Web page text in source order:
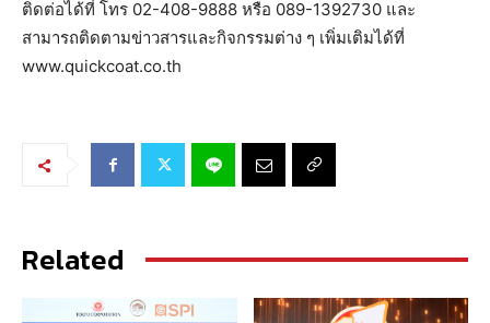
ติดต่อได้ที่ โทร 02-408-9888 หรือ 089-1392730 และ
สามารถติดตามข่าวสารและกิจกรรมต่าง ๆ เพิ่มเติมได้ที่
www.quickcoat.co.th
Related